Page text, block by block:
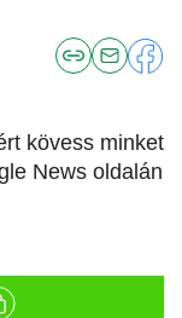
kövess minket
News oldalán